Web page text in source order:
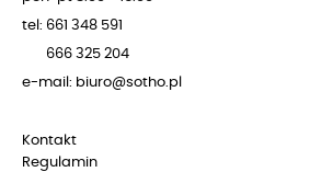
tel: 661 348 591
666 325 204
e-mail: biuro@sotho.pl
Kontakt
Regulamin